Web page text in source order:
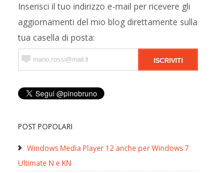
Inserisci il tuo indirizzo e-mail per ricevere gli
aggiornamenti del mio blog direttamente sulla
tua casella di posta:
POST POPOLARI
Windows Media Player 12 anche per Windows 7
Ultimate N e KN